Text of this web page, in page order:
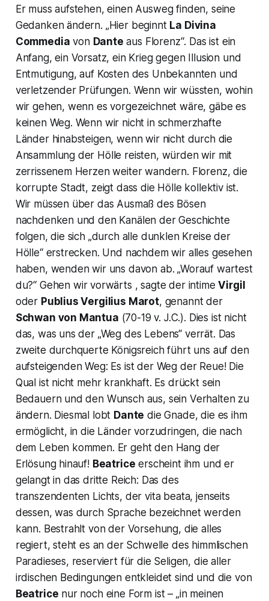
Er muss aufstehen, einen Ausweg finden, seine
Gedanken ändern. „Hier beginnt La Divina
Commedia von Dante aus Florenz“. Das ist ein
Anfang, ein Vorsatz, ein Krieg gegen Illusion und
Entmutigung, auf Kosten des Unbekannten und
verletzender Prüfungen. Wenn wir wüssten, wohin
wir gehen, wenn es vorgezeichnet wäre, gäbe es
keinen Weg. Wenn wir nicht in schmerzhafte
Länder hinabsteigen, wenn wir nicht durch die
Ansammlung der Hölle reisten, würden wir mit
zerrissenem Herzen weiter wandern. Florenz, die
korrupte Stadt, zeigt dass die Hölle kollektiv ist.
Wir müssen über das Ausmaß des Bösen
nachdenken und den Kanälen der Geschichte
folgen, die sich „durch alle dunklen Kreise der
Hölle“erstrecken. Und nachdem wir alles gesehen
haben, wenden wir uns davon ab.„Worauf wartest
du?“ Gehen wir vorwärts , sagte der intimeVirgil
oder Publius Vergilius Marot, genannt der
Schwan von Mantua (70-19 v. J.C.). Dies ist nicht
das, was uns der „Weg des Lebens“ verrät. Das
zweite durchquerte Königsreich führt uns auf den
aufsteigenden Weg: Es ist der Weg der Reue! Die
Qual ist nicht mehr krankhaft. Es drückt sein
Bedauern und den Wunsch aus, sein Verhalten zu
ändern. Diesmal lobt Dante die Gnade, die es ihm
ermöglicht, in die Länder vorzudringen, die nach
dem Leben kommen. Er geht den Hang der
Erlösung hinauf! Beatrice erscheint ihm und er
gelangt in das dritte Reich: Das des
transzendenten Lichts, dervita beata, jenseits
dessen, was durch Sprache bezeichnet werden
kann. Bestrahlt von der Vorsehung, die alles
regiert, steht es an der Schwelle des himmlischen
Paradieses, reserviert für die Seligen, die aller
irdischen Bedingungen entkleidet sind und die von
Beatrice nur noch eine Form ist – „in meinen